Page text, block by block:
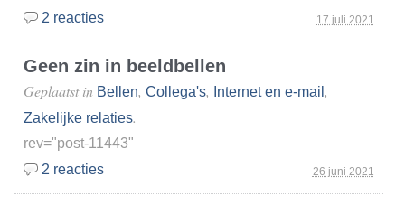
17 juli 2021
2 reacties
Geen zin in beeldbellen
26 juni 2021
Geplaatst in Bellen, Collega's, Internet en e-mail ,
Zakelijke relaties.
rev="post-11443"
2 reacties